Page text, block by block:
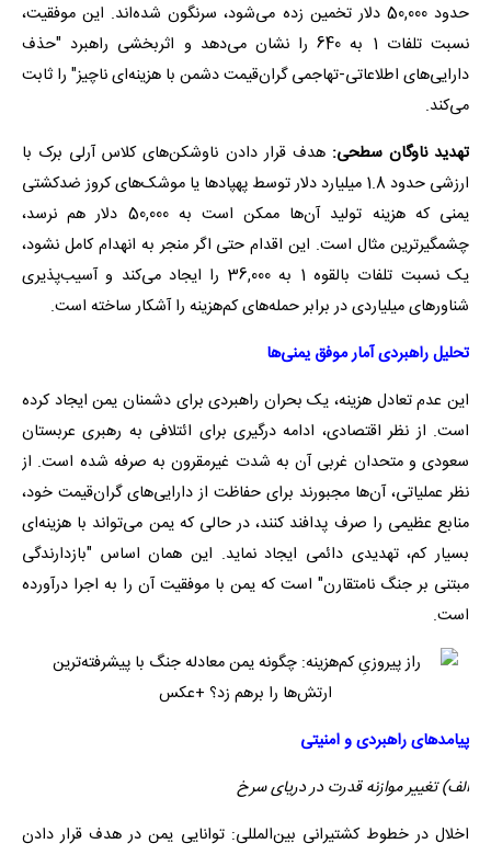
حدود 50,000 دلار تخمین زده می‌شود، سرنگون شده‌اند. این موفقیت،
نسبت تلفات 1 به 640 را نشان می‌دهد و اثربخشی راهبرد "حذف
دارایی‌های اطلاعاتی-تهاجمی گران‌قیمت دشمن با هزینه‌ای ناچیز" را ثابت
می‌کند.
تهدید ناوگان سطحی: هدف قرار دادن ناوشکن‌های کلاس آرلی برک با
ارزشی حدود 1.8 میلیارد دلار توسط پهپادها یا موشک‌های کروز ضدکشتی
یمنی که هزینه تولید آن‌ها ممکن است به 50,000 دلار هم نرسد،
چشمگیرترین مثال است. این اقدام حتی اگر منجر به انهدام کامل نشود،
یک نسبت تلفات بالقوه 1 به 36,000 را ایجاد می‌کند و آسیب‌پذیری
شناورهای میلیاردی در برابر حمله‌های کم‌هزینه را آشکار ساخته است.
تحلیل راهبردی آمار موفق یمنی‌ها
این عدم تعادل هزینه، یک بحران راهبردی برای دشمنان یمن ایجاد کرده
است. از نظر اقتصادی، ادامه درگیری برای ائتلافی به رهبری عربستان
سعودی و متحدان غربی آن به شدت غیرمقرون به صرفه شده است. از
نظر عملیاتی، آن‌ها مجبورند برای حفاظت از دارایی‌های گران‌قیمت خود،
منابع عظیمی را صرف پدافند کنند، در حالی که یمن می‌تواند با هزینه‌ای
بسیار کم، تهدیدی دائمی ایجاد نماید. این همان اساس "بازدارندگی
مبتنی بر جنگ نامتقارن" است که یمن با موفقیت آن را به اجرا درآورده
است.
پیامدهای راهبردی و امنیتی
الف) تغییر موازنه قدرت در دریای سرخ
اخلال در خطوط کشتیرانی بین‌المللی: توانایی یمن در هدف قرار دادن